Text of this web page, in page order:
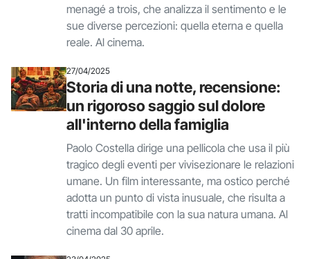
menagé a trois, che analizza il sentimento e le
sue diverse percezioni: quella eterna e quella
reale. Al cinema.
27/04/2025
Storia di una notte, recensione:
un rigoroso saggio sul dolore
all'interno della famiglia
Paolo Costella dirige una pellicola che usa il più
tragico degli eventi per vivisezionare le relazioni
umane. Un film interessante, ma ostico perché
adotta un punto di vista inusuale, che risulta a
tratti incompatibile con la sua natura umana. Al
cinema dal 30 aprile.